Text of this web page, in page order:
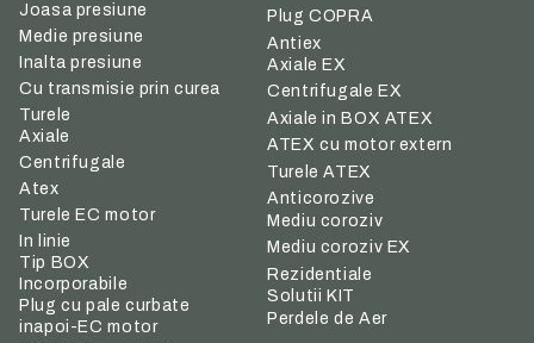
Joasa presiune
Medie presiune
Inalta presiune
Cu transmisie prin curea
Turele
Axiale
Centrifugale
Atex
Turele EC motor
In linie
Tip BOX
Incorporabile
Plug cu pale curbate
inapoi-EC motor
Plug COPRA
Antiex
Axiale EX
Centrifugale EX
Axiale in BOX ATEX
ATEX cu motor extern
Turele ATEX
Anticorozive
Mediu coroziv
Mediu coroziv EX
Rezidentiale
Solutii KIT
Perdele de Aer